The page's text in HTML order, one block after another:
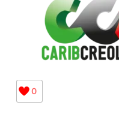
tort….L’élégance
l’impuissance de tous
Jean Marie Nol